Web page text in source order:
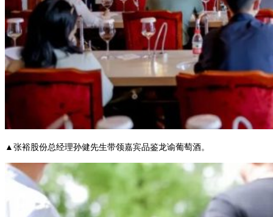
▲张裕股份总经理孙健先生带领嘉宾品鉴龙谕葡萄酒。